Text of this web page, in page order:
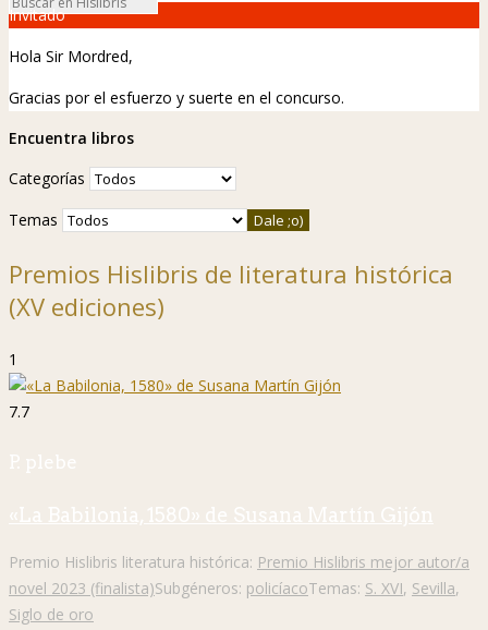
Invitado
Hola Sir Mordred,
Gracias por el esfuerzo y suerte en el concurso.
Encuentra libros
Categorías
Temas
Premios Hislibris de literatura histórica
(XV ediciones)
1
7.7
P. plebe
«La Babilonia, 1580» de Susana Martín Gijón
Premio Hislibris literatura histórica: Premio Hislibris mejor autor/a
novel 2023 (finalista)Subgéneros: policíacoTemas: S. XVI, Sevilla,
Siglo de oro